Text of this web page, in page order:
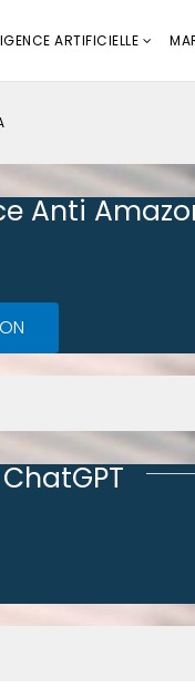
ARTIFICIELLE
Anti